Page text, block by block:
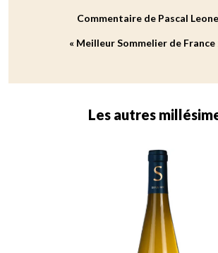
Commentaire de Pascal
« Meilleur Sommelier de France
Les autres